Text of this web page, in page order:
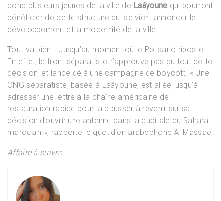
donc plusieurs jeunes de la ville de Laâyoune qui pourront
bénéficier de cette structure qui se vient annoncer le
développement et la modernité de la ville.
Tout va bien… Jusqu’au moment où le Polisario riposte.
En effet, le front séparatiste n’approuve pas du tout cette
décision, et lance déjà une campagne de boycott. « Une
ONG séparatiste, basée à Laâyoune, est allée jusqu’à
adresser une lettre à la chaîne américaine de
restauration rapide pour la pousser à revenir sur sa
décision d’ouvrir une antenne dans la capitale du Sahara
marocain », rapporte le quotidien arabophone Al Massae.
Affaire à suivre…